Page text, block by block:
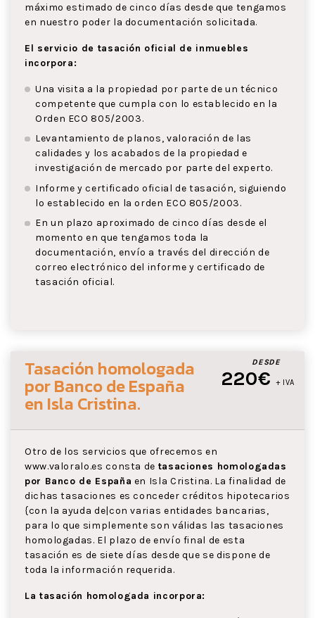
máximo estimado de cinco días desde que tengamos
en nuestro poder la documentación solicitada.
El servicio de tasación oficial de inmuebles
incorpora:
Una visita a la propiedad por parte de un técnico
competente que cumpla con lo establecido en la
Orden ECO 805/2003.
Levantamiento de planos, valoración de las
calidades y los acabados de la propiedad e
investigación de mercado por parte del experto.
Informe y certificado oficial de tasación, siguiendo
lo establecido en la orden ECO 805/2003.
En un plazo aproximado de cinco días desde el
momento en que tengamos toda la
documentación, envío a través del dirección de
correo electrónico del informe y certificado de
tasación oficial.
DESDE
220€ + IVA
Tasación homologada
por Banco de España
en Isla Cristina.
Otro de los servicios que ofrecemos en
www.valoralo.es consta de tasaciones homologadas
por Banco de España en Isla Cristina. La finalidad de
dichas tasaciones es conceder créditos hipotecarios
{con la ayuda de|con varias entidades bancarias,
para lo que simplemente son válidas las tasaciones
homologadas. El plazo de envío final de esta
tasación es de siete días desde que se dispone de
toda la información requerida.
La tasación homologada incorpora: